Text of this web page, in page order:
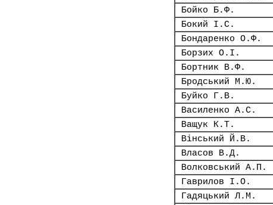
Бойко Б.Ф.
Бокий І.С.
Бондаренко О.Ф.
Борзих О.І.
Бортник В.Ф.
Бродський М.Ю.
Буйко Г.В.
Василенко А.С.
Ващук К.Т.
Вінський Й.В.
Власов В.Д.
Волковський А.П.
Гаврилов І.О.
Гадяцький Л.М.